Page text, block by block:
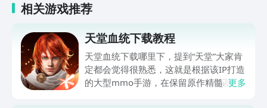
相关游戏推荐
天堂血统下载教程
天堂血统下载哪里下，提到“天堂”大家肯
定都会觉得很熟悉，这就是根据该IP打造
的大型mmo手游，在保留原作精髓基础
更多